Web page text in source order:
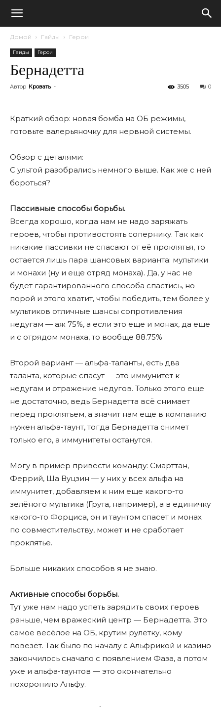
Домой Гайды Герои
Гайды Герои
Бернадетта
Автор Кровать - 0
3505
Краткий обзор: новая бомба на ОБ режимы,
готовьте валерьяночку для нервной системы.
Обзор с деталями:
С ультой разобрались немного выше. Как же с ней
бороться?
Пассивные способы борьбы.
Всегда хорошо, когда нам не надо заряжать
героев, чтобы противостоять сопернику. Так как
никакие пассивки не спасают от еë проклятья, то
остается лишь пара шансовых варианта: мультики
и монахи (ну и еще отряд монаха). Да, у нас не
будет гарантированного способа спастись, но
порой и этого хватит, чтобы победить, тем более у
мультиков отличные шансы сопротивления
недугам — аж 75%, а если это еще и монах, да еще
и с отрядом монаха, то вообще 88.75%
Второй вариант — альфа-таланты, есть два
таланта, которые спасут — это иммунитет к
недугам и отражение недугов. Только этого еще
не достаточно, ведь Бернадетта всë снимает
перед проклятьем, а значит нам еще в компанию
нужен альфа-таунт, тогда Бернадетта снимет
только его, а иммунитеты останутся.
Могу в пример привести команду: Смарттан,
Феррий, Ша Вуцзин — у них у всех альфа на
иммунитет, добавляем к ним еще какого-то
зелёного мультика (Грута, например), а в единичку
какого-то Форциса, он и таунтом спасет и монах
по совместительству, может и не сработает
проклятье.
Больше никаких способов я не знаю.
Активные способы борьбы.
Тут уже нам надо успеть зарядить своих героев
раньше, чем вражеский центр — Бернадетта. Это
самое весёлое на ОБ, крутим рулетку, кому
повезëт. Так было по началу с Альфрикой и казино
закончилось сначало с появлением Фаза, а потом
уже и альфа-таунтов — это окончательно
похоронило Альфу.